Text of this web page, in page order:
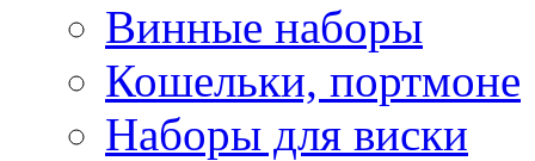
Винные наборы
Кошельки, портмоне
Наборы для виски